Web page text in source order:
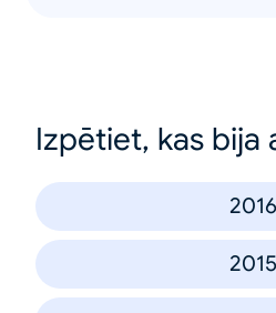
Izpētiet, kas bija
2016
2015